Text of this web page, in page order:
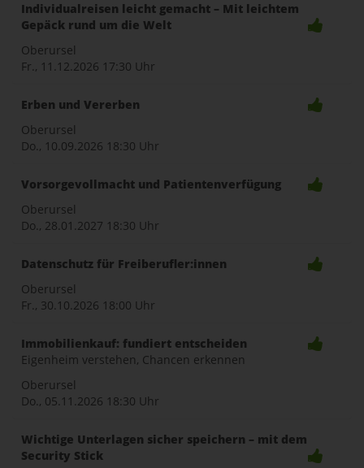
Individualreisen leicht gemacht – Mit leichtem
Gepäck rund um die Welt
Oberursel
Fr., 11.12.2026 17:30 Uhr
Erben und Vererben
Oberursel
Do., 10.09.2026 18:30 Uhr
Vorsorgevollmacht und Patientenverfügung
Oberursel
Do., 28.01.2027 18:30 Uhr
Datenschutz für Freiberufler:innen
Oberursel
Fr., 30.10.2026 18:00 Uhr
Immobilienkauf: fundiert entscheiden
Eigenheim verstehen, Chancen erkennen
Oberursel
Do., 05.11.2026 18:30 Uhr
Wichtige Unterlagen sicher speichern – mit dem
Security Stick